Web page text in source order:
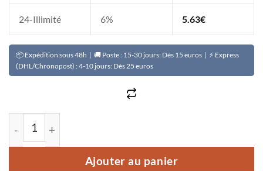
24-Illimité 6% 5.63€
📦 Expédition sous 48h | 🚚 Poste : 15-30 jours: Dès 15 euros | ⚡ Express
(DHL/Chronopost) : 4-10 jours: Dès 25 euros
quantité de Parfum spirituel concentré ZAIB AHMAR
Ajouter au panier